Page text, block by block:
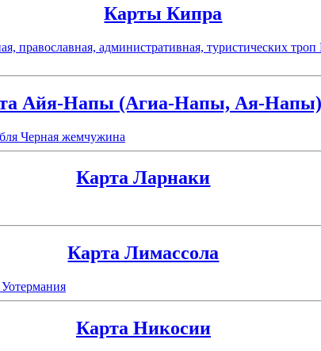
Карты Кипра
православная, административная, туристических
Айя-Напы (Агиа-Напы, Ая-Напы)
Черная жемчужина
Карта Ларнаки
Карта Лимассола
Карта Никосии